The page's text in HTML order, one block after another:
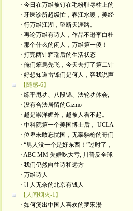
· 今日在万维被钉在毛粉耻辱柱上的
· 牙医诊所超级忙，春江水暖，美经
· 行万维江湖，望断天涯路。
· 再论万维有诗人，作品不逊李白杜
· 那个什么的闲人，万维第一儍！
· 打完两针辉瑞后的生活状态
· 俺们笨烏先飞，今天去打了第二针
· 好想知道雷锋们是何人，容我说声
【随感-6】
· 练平甩功、八段锦、法轮功体会;
· 没有合法居留的Gizmo
· 越是崇洋媚外，越被人看不起。
· 中科院第一个美国博士后， UCLA
· 位卑未敢忘忧国，无辜躺枪的哥们
· “男人没一个是好东西！”过时了，
· ABC MM 失婚吃大亏, 川普反全球
· 我们仍然向往诗和远方
· 万维诗人
· 让人无奈的北京有钱人
【人间烟火-1】
· 如何煲出中国人喜欢的罗宋湯